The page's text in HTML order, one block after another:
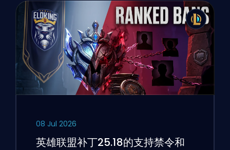
08 Jul 2026
英雄联盟补丁25.18的支持禁令和